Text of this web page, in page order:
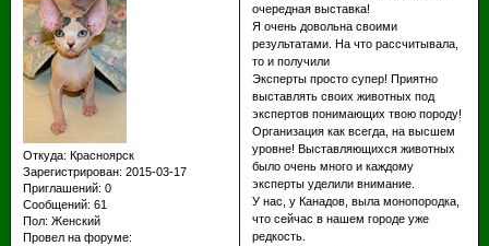
Откуда: Красноярск
Зарегистрирован: 2015-03-17
Приглашений: 0
Сообщений: 61
Пол: Женский
Провел на форуме:
очередная выставка!
Я очень довольна своими
результатами. На что рассчитывала,
то и получили
Эксперты просто супер! Приятно
выставлять своих животных под
экспертов понимающих твою породу!
Организация как всегда, на высшем
уровне! Выставляющихся животных
было очень много и каждому
эксперты уделили внимание.
У нас, у Канадов, выла монопородка,
что сейчас в нашем городе уже
редкость.